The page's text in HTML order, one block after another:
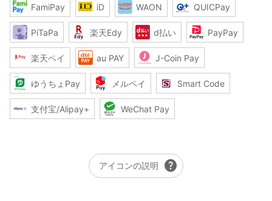
FamiPay iD WAON QUICPay
PiTaPa 楽天Edy d払い PayPay
楽天ペイ au PAY J-Coin Pay
ゆうちょPay メルペイ Smart Code
支付宝/Alipay+ WeChat Pay
アイコンの説明 help